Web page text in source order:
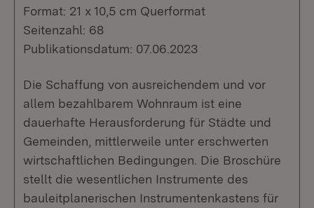
Format: 21 x 10,5 cm Querformat
Seitenzahl: 68
Publikationsdatum: 07.06.2023
Die Schaffung von ausreichendem und vor
allem bezahlbarem Wohnraum ist eine
dauerhafte Herausforderung für Städte und
Gemeinden, mittlerweile unter erschwerten
wirtschaftlichen Bedingungen. Die Broschüre
stellt die wesentlichen Instrumente des
bauleitplanerischen Instrumentenkastens für